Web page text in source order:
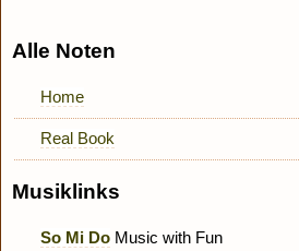
Alle Noten
Home
Real Book
Musiklinks
So Mi Do Music with Fun